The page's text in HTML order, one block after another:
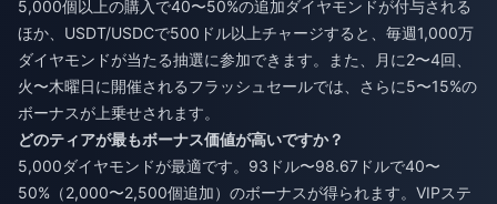
5,000個以上の購入で40〜50%の追加ダイヤモンドが付与される
ほか、USDT/USDCで500ドル以上チャージすると、毎週1,000万
ダイヤモンドが当たる抽選に参加できます。また、月に2〜4回、
火〜木曜日に開催されるフラッシュセールでは、さらに5〜15%の
ボーナスが上乗せされます。
どのティアが最もボーナス価値が高いですか？
5,000ダイヤモンドが最適です。93ドル〜98.67ドルで40〜
50%（2,000〜2,500個追加）のボーナスが得られます。VIPステ